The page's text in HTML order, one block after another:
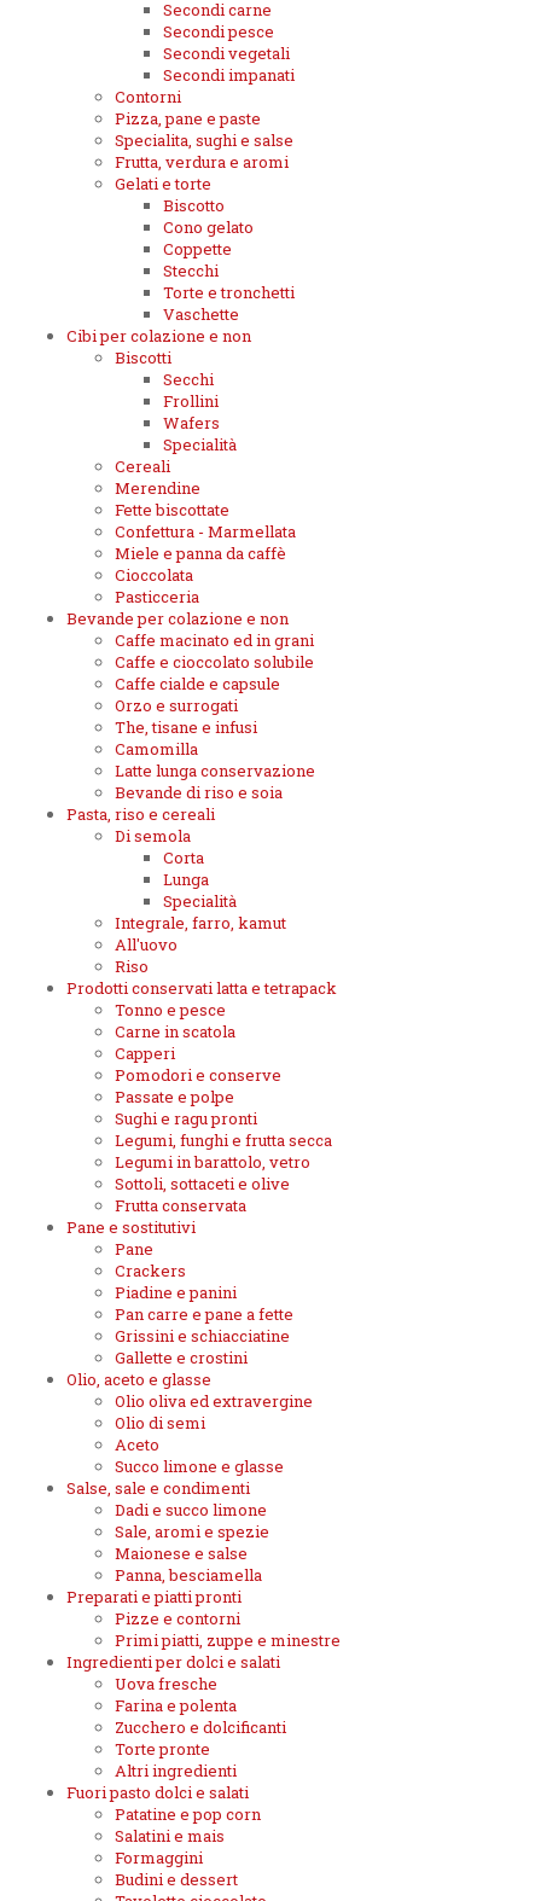
Secondi carne
Secondi pesce
Secondi vegetali
Secondi impanati
Contorni
Pizza, pane e paste
Specialita, sughi e salse
Frutta, verdura e aromi
Gelati e torte
Biscotto
Cono gelato
Coppette
Stecchi
Torte e tronchetti
Vaschette
Cibi per colazione e non
Biscotti
Secchi
Frollini
Wafers
Specialità
Cereali
Merendine
Fette biscottate
Confettura - Marmellata
Miele e panna da caffè
Cioccolata
Pasticceria
Bevande per colazione e non
Caffe macinato ed in grani
Caffe e cioccolato solubile
Caffe cialde e capsule
Orzo e surrogati
The, tisane e infusi
Camomilla
Latte lunga conservazione
Bevande di riso e soia
Pasta, riso e cereali
Di semola
Corta
Lunga
Specialità
Integrale, farro, kamut
All'uovo
Riso
Prodotti conservati latta e tetrapack
Tonno e pesce
Carne in scatola
Capperi
Pomodori e conserve
Passate e polpe
Sughi e ragu pronti
Legumi, funghi e frutta secca
Legumi in barattolo, vetro
Sottoli, sottaceti e olive
Frutta conservata
Pane e sostitutivi
Pane
Crackers
Piadine e panini
Pan carre e pane a fette
Grissini e schiacciatine
Gallette e crostini
Olio, aceto e glasse
Olio oliva ed extravergine
Olio di semi
Aceto
Succo limone e glasse
Salse, sale e condimenti
Dadi e succo limone
Sale, aromi e spezie
Maionese e salse
Panna, besciamella
Preparati e piatti pronti
Pizze e contorni
Primi piatti, zuppe e minestre
Ingredienti per dolci e salati
Uova fresche
Farina e polenta
Zucchero e dolcificanti
Torte pronte
Altri ingredienti
Fuori pasto dolci e salati
Patatine e pop corn
Salatini e mais
Formaggini
Budini e dessert